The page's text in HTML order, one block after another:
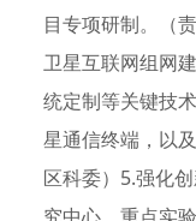
目专项研制。（
卫星互联网组网
统定制等关键技
星通信终端，以
区科委）5.强化